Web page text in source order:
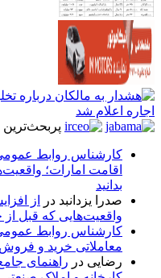
پربحث‌ترین
کارشناس روابط
اقامت امارات؛
بدانید
صدرا یزدانبد در
از
واقعیت‌هایی که قبل از
کارشناس روابط
معاملاتی خرید و فروش
رضایی در راهنمای